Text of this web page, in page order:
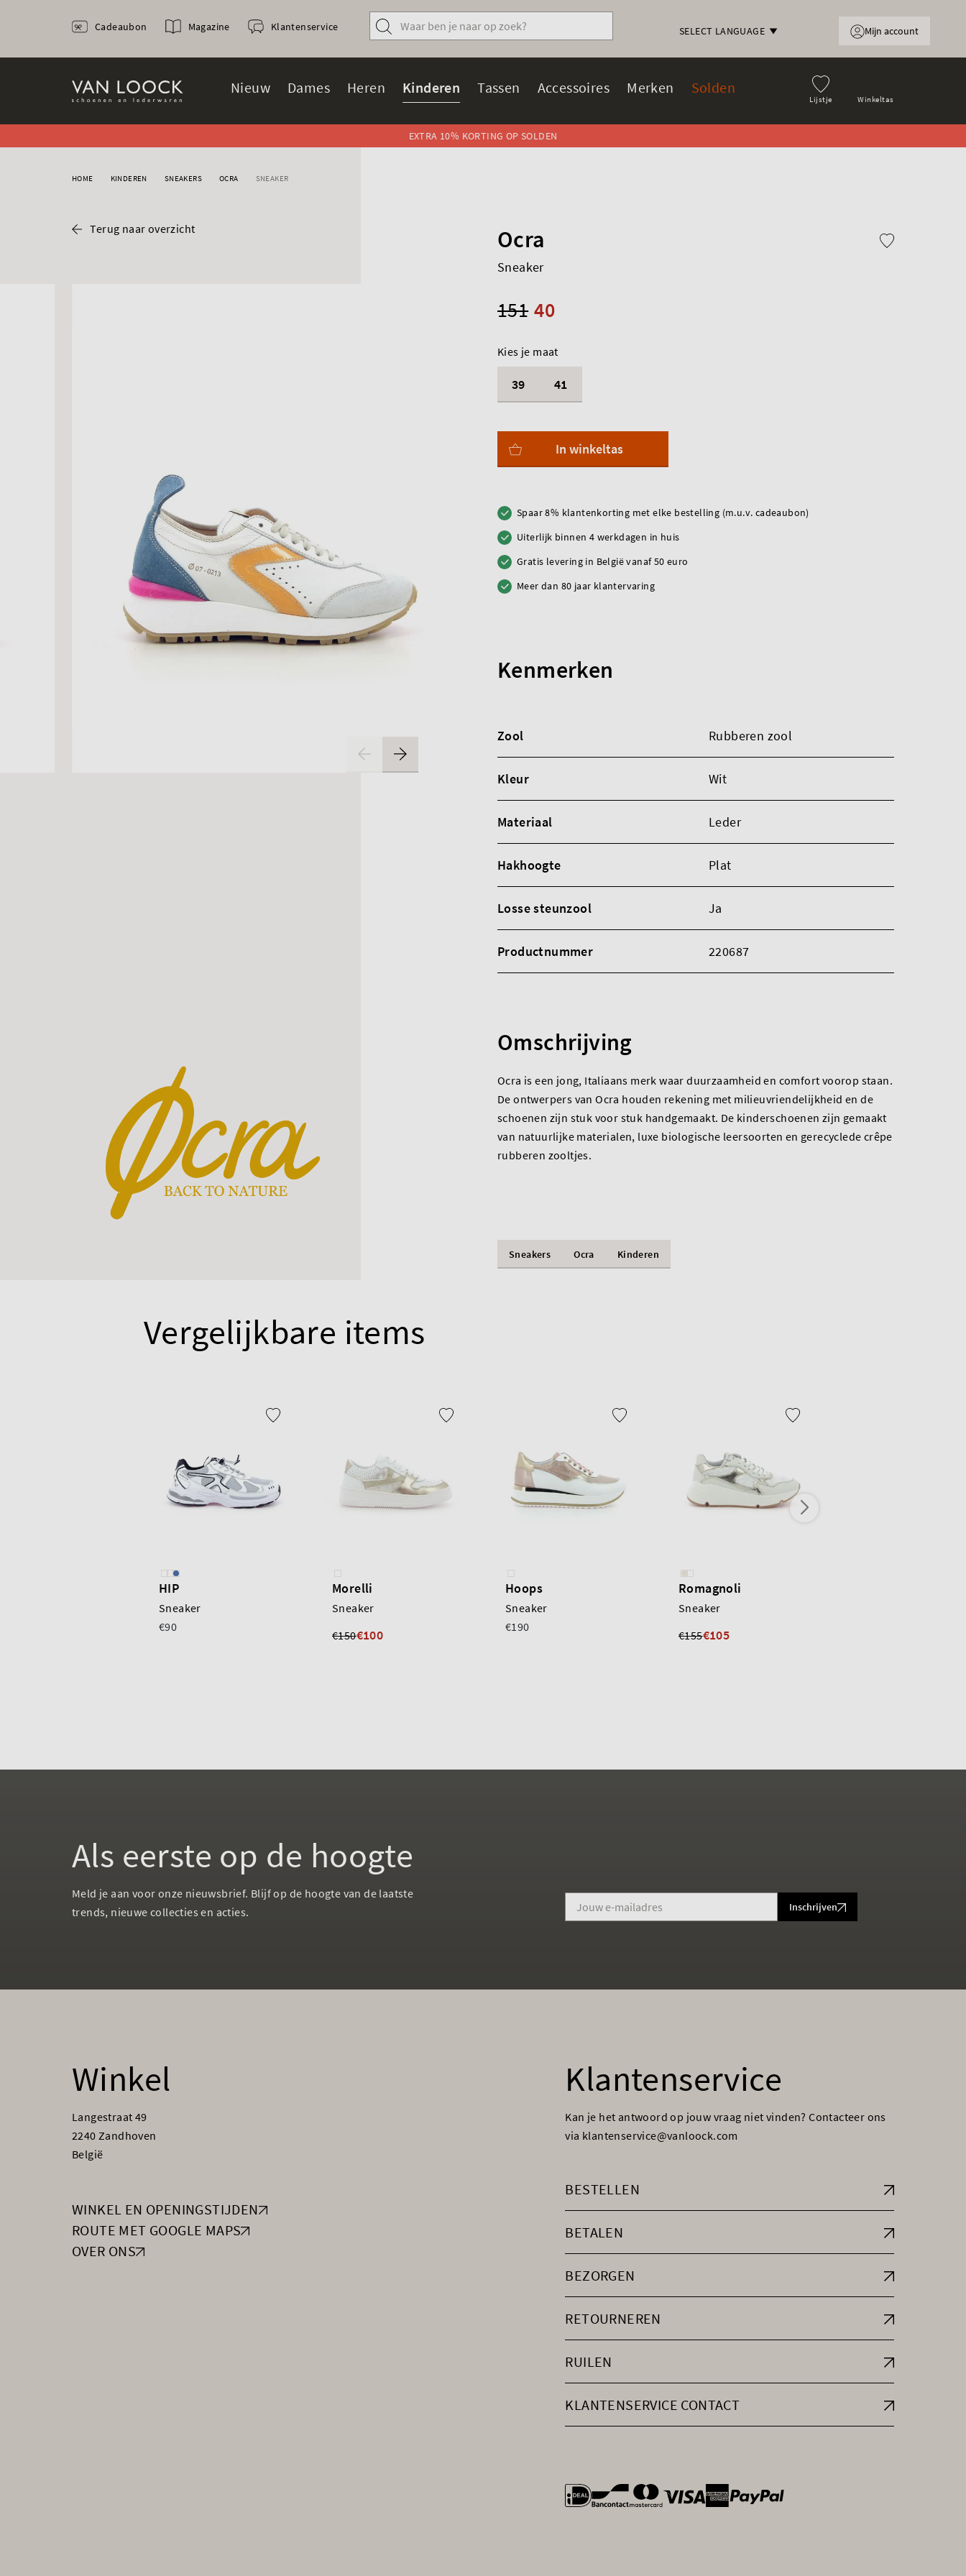
SELECT LANGUAGE
Lijstje Winkeltas
Nieuw Dames Heren Kinderen Tassen Accessoires Merken Solden
Cadeaubon Magazine Klantenservice Mijn account
EXTRA 10% KORTING OP SOLDEN
HOME KINDEREN SNEAKERS OCRA SNEAKER
Terug naar overzicht Ocra
Sneaker
40
151
Kies je maat
39 41
In winkeltas
Spaar 8% klantenkorting met elke bestelling (m.u.v. cadeaubon)
Uiterlijk binnen 4 werkdagen in huis
Gratis levering in België vanaf 50 euro
Meer dan 80 jaar klantervaring
Kenmerken
Zool Rubberen zool
Kleur Wit
Materiaal Leder
Hakhoogte Plat
Losse steunzool Ja
Productnummer 220687
Omschrijving
Ocra is een jong, Italiaans merk waar duurzaamheid en comfort voorop staan.
De ontwerpers van Ocra houden rekening met milieuvriendelijkheid en de
schoenen zijn stuk voor stuk handgemaakt. De kinderschoenen zijn gemaakt
van natuurlijke materialen, luxe biologische leersoorten en gerecyclede crêpe
rubberen zooltjes.
Sneakers Ocra Kinderen
Vergelijkbare items
HIP
Sneaker
€90
Morelli
Sneaker
€150€100
Hoops
Sneaker
€190
Romagnoli
Sneaker
€155€105
Als eerste op de hoogte
Meld je aan voor onze nieuwsbrief. Blijf op de hoogte van de laatste
trends, nieuwe collecties en acties.
Inschrijven
Winkel
Langestraat 49
2240 Zandhoven
België
WINKEL EN OPENINGSTIJDEN
ROUTE MET GOOGLE MAPS
OVER ONS
Klantenservice
Kan je het antwoord op jouw vraag niet vinden? Contacteer ons
via klantenservice@vanloock.com
BESTELLEN
BETALEN
BEZORGEN
RETOURNEREN
RUILEN
KLANTENSERVICE CONTACT
general.paymentOptions